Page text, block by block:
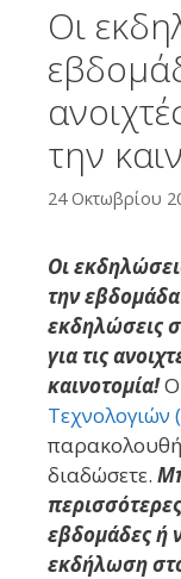
Οι
την
24 Οκτωβρίου
Οι
την
εκδηλώσεις
για τις
καινοτομία!Ο
Τεχνολογιών
διαδώσετε.
εβδομάδες ή
εκδήλωση